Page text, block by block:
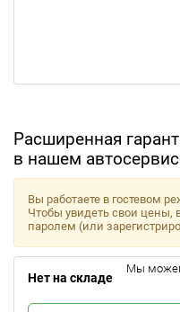
Расширенная
в нашем
Вы работаете в гостевом
Чтобы увидеть свои цены,
паролем (или
Нет на складе
Мы можем